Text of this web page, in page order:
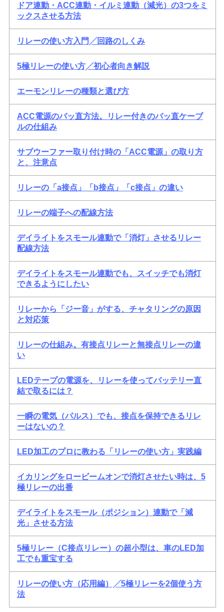
ドア連動・ACC連動・イルミ連動（減光）の3つをミ
ックスさせる方法
リレーの使い方入門╱回路のしくみ
5極リレーの使い方╱初心者向き解説
エーモンリレーの種類と選び方
ACC電源のバッ直方法。リレー付きのバッ直ケーブ
ルの仕組み
サブウーファー取り付け時の「ACC電源」の取り方
と、注意点
リレーの「a接点」「b接点」「c接点」の違い
リレーの端子への配線方法
デイライトをスモール連動で「消灯」させるリレー
配線方法
デイライトをスモール連動でも、スイッチでも消灯
できるようにしたい
リレーから「ジー音」がする、チャタリングの原因
と対応策
リレーの仕組み。有接点リレーと無接点リレーの違
い
LEDテープの電源を、リレーを使ってバッテリー直
結で取るには？
一瞬の電気（パルス）でも、接点を保持できるリレ
ーはないの？
LED加工のプロに教わる「リレーの使い方」実践編
イカリングをロービームオンで消灯させたい時は、5
極リレーの出番
デイライトをスモール（ポジション）連動で「減
光」させる方法
5極リレー（C接点リレー）の超小型は、車のLED加
工でも重宝する
リレーの使い方（応用編）╱5極リレーを2個使う方
法